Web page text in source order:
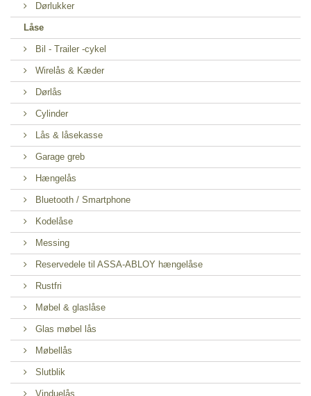
Dørlukker
Låse
Bil - Trailer -cykel
Wirelås & Kæder
Dørlås
Cylinder
Lås & låsekasse
Garage greb
Hængelås
Bluetooth / Smartphone
Kodelåse
Messing
Reservedele til ASSA-ABLOY hængelåse
Rustfri
Møbel & glaslåse
Glas møbel lås
Møbellås
Slutblik
Vinduelås